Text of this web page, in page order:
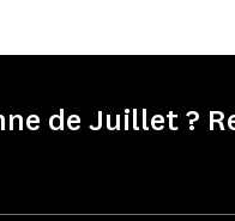
de Juillet ?